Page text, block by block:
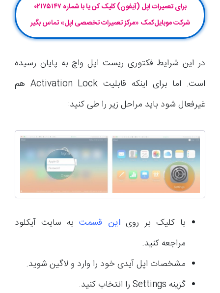
برای تعمیرات اپل (آیفون) کلیک کن یا با شماره ۰۲۱۷۵۱۴۷
شرکت موبایل‌کمک «مرکز تعمیرات تخصصی اپل» تماس بگیر
در این شرایط فکتوری ریست اپل واچ به پایان رسیده
است. اما برای اینکه قابلیت Activation Lock هم
غیرفعال شود باید مراحل زیر را طی کنید:
با کلیک بر روی این قسمتبه سایت آیکلود
مراجعه کنید.
مشخصات اپل آیدی خود را وارد و لاگین شوید.
گزینه Settings را انتخاب کنید.